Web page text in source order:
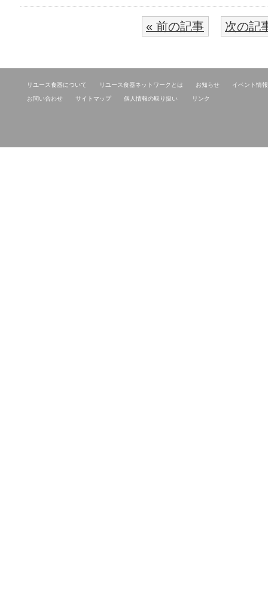
« 前の記事 次の記
リユース食器について リユース食器ネットワークとは お知らせ イベント情報
お問い合わせ サイトマップ 個人情報の取り扱い リンク